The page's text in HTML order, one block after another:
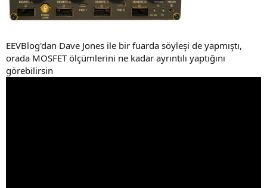
EEVBlog'dan Dave Jones ile bir fuarda söyleşi de yapmıştı,
orada MOSFET ölçümlerini ne kadar ayrıntılı yaptığını
görebilirsin